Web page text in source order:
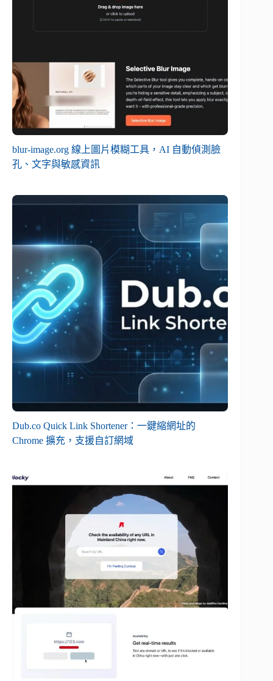
blur-image.org 線上圖片模糊工具，AI 自動偵測臉
孔、文字與敏感資訊
Dub.co Quick Link Shortener：一鍵縮網址的
Chrome 擴充，支援自訂網域